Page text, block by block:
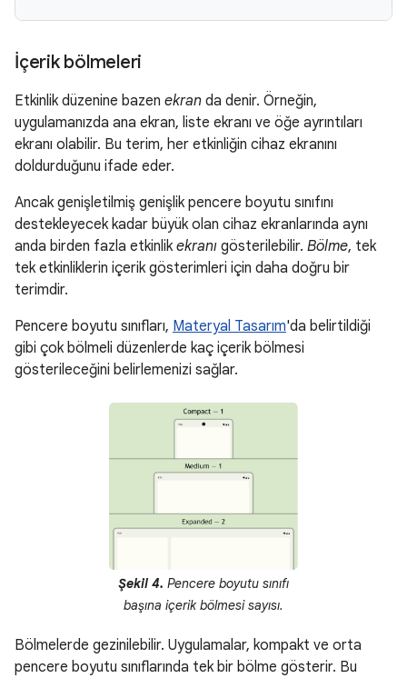
İçerik bölmeleri
Etkinlik düzenine bazen ekran da denir. Örneğin,
uygulamanızda ana ekran, liste ekranı ve öğe ayrıntıları
ekranı olabilir. Bu terim, her etkinliğin cihaz ekranını
doldurduğunu ifade eder.
Ancak genişletilmiş genişlik pencere boyutu sınıfını
destekleyecek kadar büyük olan cihaz ekranlarında aynı
anda birden fazla etkinlik ekranı gösterilebilir. Bölme, tek
tek etkinliklerin içerik gösterimleri için daha doğru bir
terimdir.
Pencere boyutu sınıfları, Materyal Tasarım'da belirtildiği
gibi çok bölmeli düzenlerde kaç içerik bölmesi
gösterileceğini belirlemenizi sağlar.
Şekil 4. Pencere boyutu sınıfı
başına içerik bölmesi sayısı.
Bölmelerde gezinilebilir. Uygulamalar, kompakt ve orta
pencere boyutu sınıflarında tek bir bölme gösterir. Bu